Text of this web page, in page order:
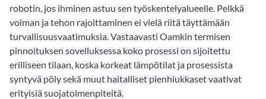
robotin, jos ihminen astuu sen työskentelyalueelle. Pelkkä
voiman ja tehon rajoittaminen ei vielä riitä täyttämään
turvallisuusvaatimuksia. Vastaavasti Oamkin termisen
pinnoituksen sovelluksessa koko prosessi on sijoitettu
erilliseen tilaan, koska korkeat lämpötilat ja prosessista
syntyvä pöly sekä muut haitalliset pienhiukkaset vaativat
erityisiä suojatoimenpiteitä.